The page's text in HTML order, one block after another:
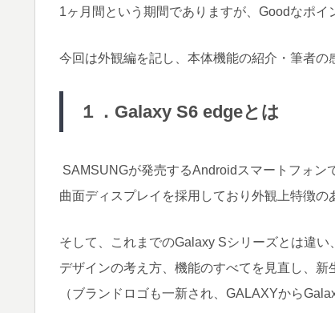
1ヶ月間という期間でありますが、Goodなポイ
今回は外観編を記し、本体機能の紹介・筆者の
１．Galaxy S6 edgeとは
SAMSUNGが発売するAndroidスマートフォン
曲面ディスプレイを採用しており外観上特徴の
そして、これまでのGalaxy Sシリーズとは違い、
デザインの考え方、機能のすべてを見直し、新
（ブランドロゴも一新され、GALAXYから